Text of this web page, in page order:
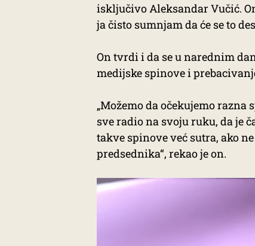
isključivo Aleksandar Vučić.
ja čisto sumnjam da će se to
On tvrdi i da se u narednim
medijske spinove i
„Možemo da očekujemo
sve radio na svoju ruku, da je
takve spinove već sutra, ako
predsednika“, rekao je on.